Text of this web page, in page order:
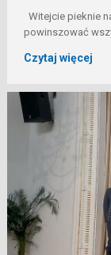
Witejcie pieknie
powinszować
Czytaj więcej